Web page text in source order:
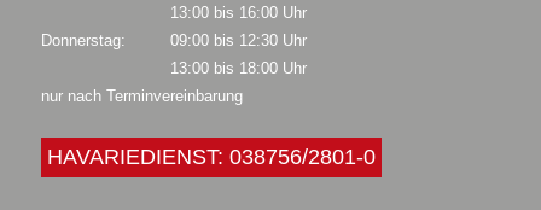
13:00 bis 16:00 Uhr
Donnerstag:
09:00 bis 12:30 Uhr
13:00 bis 18:00 Uhr
nur nach Terminvereinbarung
HAVARIEDIENST: 038756/2801-0